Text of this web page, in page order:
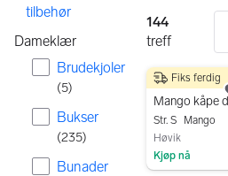
tilbehør
Dameklær
Brudekjoler
(5)
Bukser
(235)
Bunader
144
treff
144 resultater
450 kr
Str. S
Mango
Høvik
Kjøp nå
Fiks ferdig